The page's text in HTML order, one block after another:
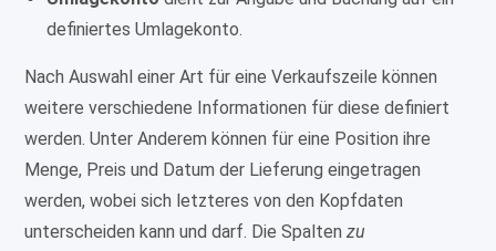
definiertes Umlagekonto.
Nach Auswahl einer Art für eine Verkaufszeile können
weitere verschiedene Informationen für diese definiert
werden. Unter Anderem können für eine Position ihre
Menge, Preis und Datum der Lieferung eingetragen
werden, wobei sich letzteres von den Kopfdaten
unterscheiden kann und darf. Die Spaltenzu